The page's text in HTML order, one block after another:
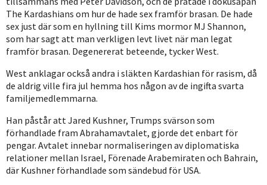
The Kardashians om hur de hade sex framför brasan. De hade
sex just där som en hyllning till Kims mormor MJ Shannon,
som har sagt att man verkligen levt livet när man legat
framför brasan. Degenererat beteende, tycker West.
West anklagar också andra i släkten Kardashian för rasism, då
de aldrig ville fira jul hemma hos någon av de ingifta svarta
familjemedlemmarna.
Han påstår att Jared Kushner, Trumps svärson som
förhandlade fram Abrahamavtalet, gjorde det enbart för
pengar. Avtalet innebar normaliseringen av diplomatiska
relationer mellan Israel, Förenade Arabemiraten och Bahrain,
där Kushner förhandlade som sändebud för USA.